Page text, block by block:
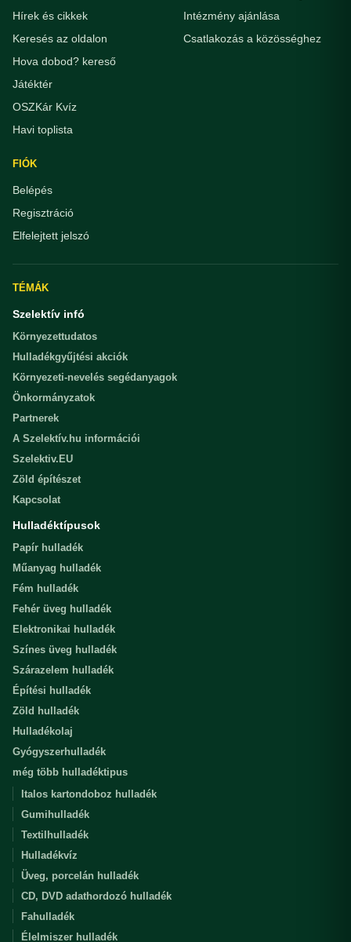
Hírek és cikkek
Keresés az oldalon
Hova dobod? kereső
Játéktér
OSZKár Kvíz
Havi toplista
Intézmény ajánlása
Csatlakozás a közösséghez
FIÓK
Belépés
Regisztráció
Elfelejtett jelszó
TÉMÁK
Szelektív infó
Környezettudatos
Hulladékgyűjtési akciók
Környezeti-nevelés segédanyagok
Önkormányzatok
Partnerek
A Szelektív.hu információi
Szelektiv.EU
Zöld építészet
Kapcsolat
Hulladéktípusok
Papír hulladék
Műanyag hulladék
Fém hulladék
Fehér üveg hulladék
Elektronikai hulladék
Színes üveg hulladék
Szárazelem hulladék
Építési hulladék
Zöld hulladék
Hulladékolaj
Gyógyszerhulladék
még több hulladéktipus
Italos kartondoboz hulladék
Gumihulladék
Textilhulladék
Hulladékvíz
Üveg, porcelán hulladék
CD, DVD adathordozó hulladék
Fahulladék
Élelmiszer hulladék